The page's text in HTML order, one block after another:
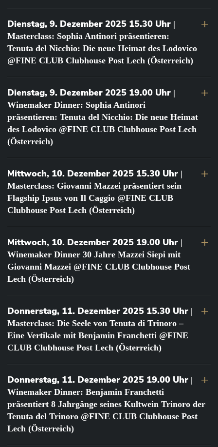
Dienstag, 9. Dezember 2025 15.30 Uhr |
Masterclass: Sophia Antinori präsentieren:
Tenuta del Nicchio: Die neue Heimat des Lodovico
@FINE CLUB Clubhouse Post Lech (Österreich)
Dienstag, 9. Dezember 2025 19.00 Uhr |
Winemaker Dinner: Sophia Antinori
präsentieren: Tenuta del Nicchio: Die neue Heimat
des Lodovico @FINE CLUB Clubhouse Post Lech
(Österreich)
Mittwoch, 10. Dezember 2025 15.30 Uhr |
Masterclass: Giovanni Mazzei präsentiert sein
Flagship Ipsus von Il Caggio @FINE CLUB
Clubhouse Post Lech (Österreich)
Mittwoch, 10. Dezember 2025 19.00 Uhr |
Winemaker Dinner 30 Jahre Mazzei Siepi mit
Giovanni Mazzei @FINE CLUB Clubhouse Post
Lech (Österreich)
Donnerstag, 11. Dezember 2025 15.30 Uhr |
Masterclass: Die Seele von Tenuta di Trinoro –
Eine Vertikale mit Benjamin Franchetti @FINE
CLUB Clubhouse Post Lech (Österreich)
Donnerstag, 11. Dezember 2025 19.00 Uhr |
Winemaker Dinner: Benjamin Franchetti
präsentiert 8 Jahrgänge seines Kultwein Trinoro der
Tenuta del Trinoro @FINE CLUB Clubhouse Post
Lech (Österreich)